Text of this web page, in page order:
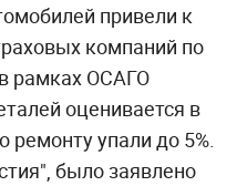
привели к
компаний по
рамках ОСАГО
оценивается в
ремонту упали до 5%.
было заявлено